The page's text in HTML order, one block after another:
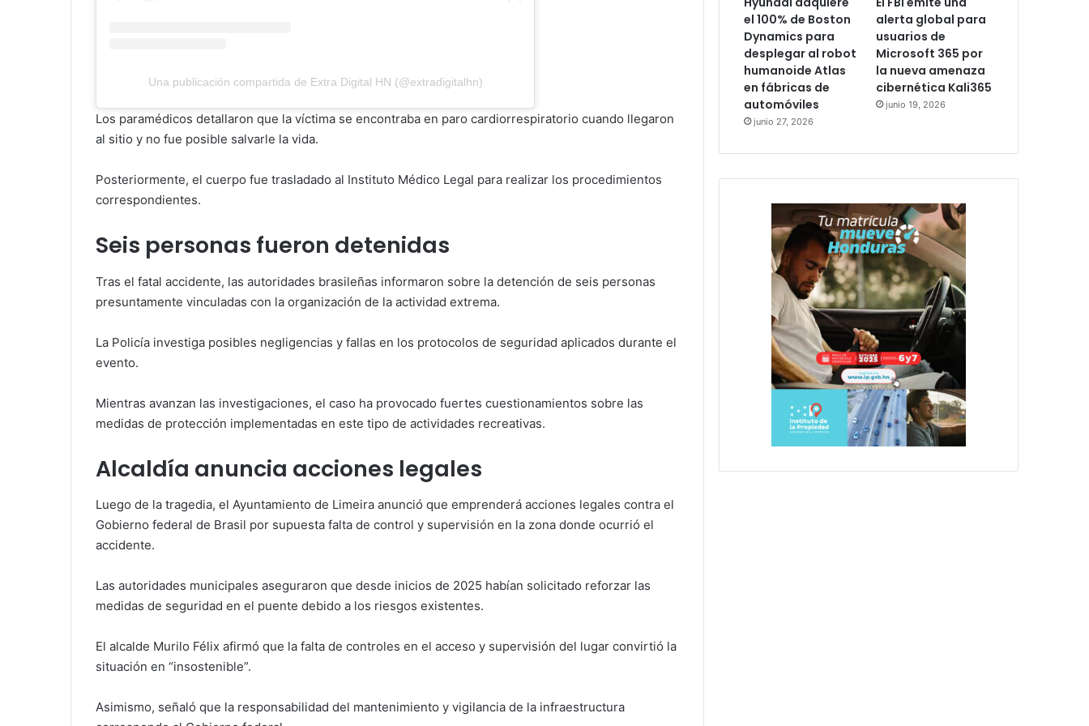
Una publicación compartida de Extra Digital HN (@extradigitalhn)
Los paramédicos detallaron que la víctima se encontraba en paro cardiorrespiratorio cuando llegaron
al sitio y no fue posible salvarle la vida.
Posteriormente, el cuerpo fue trasladado al Instituto Médico Legal para realizar los procedimientos
correspondientes.
Seis personas fueron detenidas
Tras el fatal accidente, las autoridades brasileñas informaron sobre la detención de seis personas
presuntamente vinculadas con la organización de la actividad extrema.
La Policía investiga posibles negligencias y fallas en los protocolos de seguridad aplicados durante el
evento.
Mientras avanzan las investigaciones, el caso ha provocado fuertes cuestionamientos sobre las
medidas de protección implementadas en este tipo de actividades recreativas.
Alcaldía anuncia acciones legales
Luego de la tragedia, el Ayuntamiento de Limeira anunció que emprenderá acciones legales contra el
Gobierno federal de Brasil por supuesta falta de control y supervisión en la zona donde ocurrió el
accidente.
Las autoridades municipales aseguraron que desde inicios de 2025 habían solicitado reforzar las
medidas de seguridad en el puente debido a los riesgos existentes.
El alcalde Murilo Félix afirmó que la falta de controles en el acceso y supervisión del lugar convirtió la
situación en “insostenible”.
Asimismo, señaló que la responsabilidad del mantenimiento y vigilancia de la infraestructura
el 100% de Boston
Dynamics para
desplegar al robot
humanoide Atlas
en fábricas de
automóviles
junio 27, 2026
alerta global para
usuarios de
Microsoft 365 por
la nueva amenaza
cibernética Kali365
junio 19, 2026